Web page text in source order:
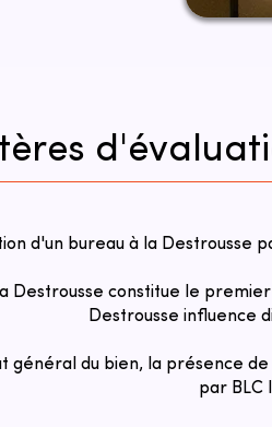
d'un bureau à la Destrousse
Destrousse constitue le
Destrousse influence
général du bien, la présence
par BLC